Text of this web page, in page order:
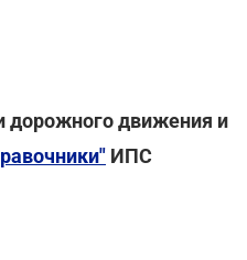
дорожного движения и
ИПС